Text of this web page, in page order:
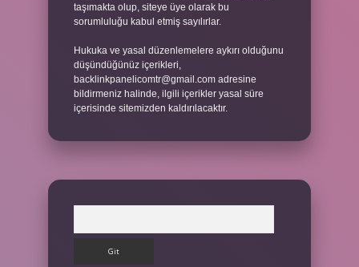
taşımakta olup, siteye üye olarak bu
sorumluluğu kabul etmiş sayılırlar.
Hukuka ve yasal düzenlemelere aykırı olduğunu
düşündüğünüz içerikleri,
backlinkpanelicomtr@gmail.com adresine
bildirmeniz halinde, ilgili içerikler yasal süre
içerisinde sitemizden kaldırılacaktır.